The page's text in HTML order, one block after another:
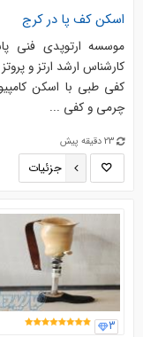
اسکن کف پا در کرج
موسسه ارتوپدی فنی
کارشناس ارشد ارتز و
کفی طبی با اسکن
چرمی و کفی ...
23 دقیقه پیش
جزئیات
3